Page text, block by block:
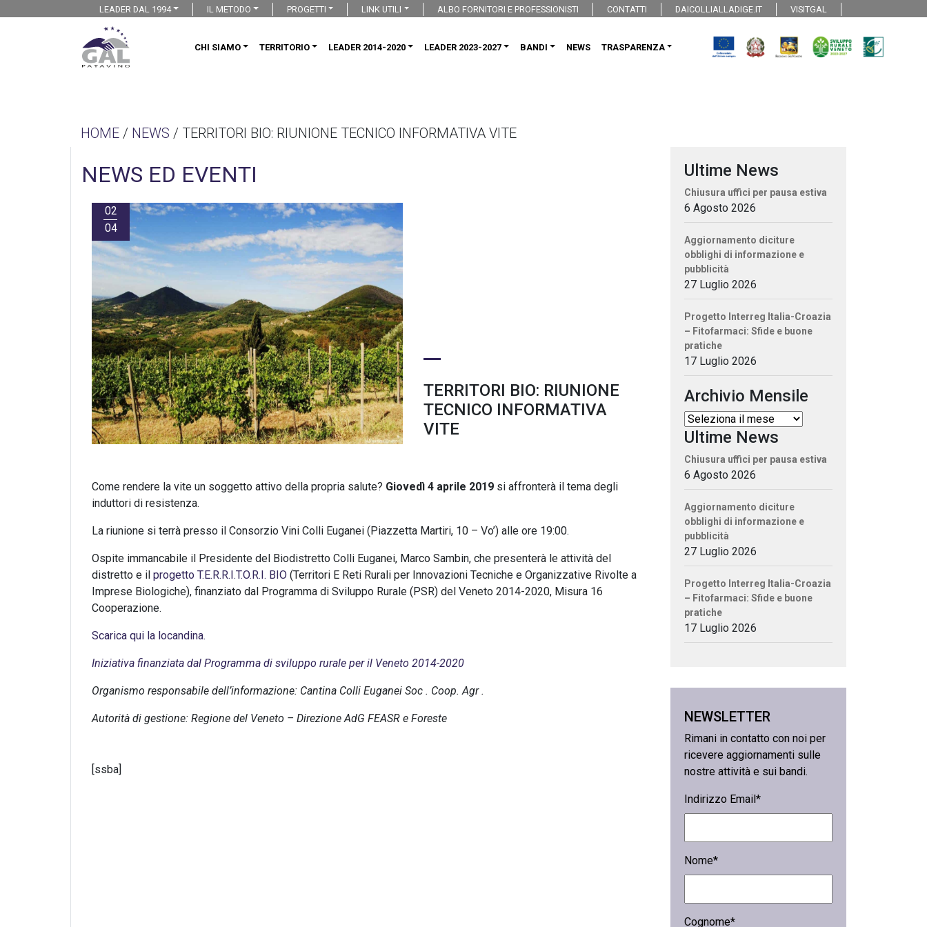
LEADER DAL 1994 IL METODO PROGETTI LINK UTILI ALBO FORNITORI E PROFESSIONISTI CONTATTI DAICOLLIALLADIGE.IT VISITGAL
CHI SIAMO TERRITORIO LEADER 2014-2020 LEADER 2023-2027 BANDI NEWS TRASPARENZA
HOME / NEWS / TERRITORI BIO: RIUNIONE TECNICO INFORMATIVA VITE
NEWS ED EVENTI
02
04
TERRITORI BIO: RIUNIONE
TECNICO INFORMATIVA
VITE
Come rendere la vite un soggetto attivo della propria salute? Giovedì 4 aprile 2019 si affronterà il tema degli
induttori di resistenza.
La riunione si terrà presso il Consorzio Vini Colli Euganei (Piazzetta Martiri, 10 – Vo’) alle ore 19:00.
Ospite immancabile il Presidente del Biodistretto Colli Euganei, Marco Sambin, che presenterà le attività del
distretto e il progetto T.E.R.R.I.T.O.R.I. BIO (Territori E Reti Rurali per Innovazioni Tecniche e Organizzative Rivolte a
Imprese Biologiche), finanziato dal Programma di Sviluppo Rurale (PSR) del Veneto 2014-2020, Misura 16
Cooperazione.
Scarica qui la locandina.
Iniziativa finanziata dal Programma di sviluppo rurale per il Veneto 2014-2020
Organismo responsabile dell’informazione: Cantina Colli Euganei Soc . Coop. Agr .
Autorità di gestione: Regione del Veneto – Direzione AdG FEASR e Foreste
[ssba]
Ultime News
Chiusura uffici per pausa estiva
6 Agosto 2026
Aggiornamento diciture
obblighi di informazione e
pubblicità
27 Luglio 2026
Progetto Interreg Italia-Croazia
– Fitofarmaci: Sfide e buone
pratiche
17 Luglio 2026
Archivio Mensile
Ultime News
Chiusura uffici per pausa estiva
6 Agosto 2026
Aggiornamento diciture
obblighi di informazione e
pubblicità
27 Luglio 2026
Progetto Interreg Italia-Croazia
– Fitofarmaci: Sfide e buone
pratiche
17 Luglio 2026
NEWSLETTER
Rimani in contatto con noi per
ricevere aggiornamenti sulle
nostre attività e sui bandi.
Indirizzo Email*
Nome*
Cognome*